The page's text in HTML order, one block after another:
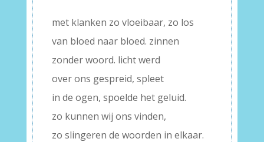
met klanken zo vloeibaar, zo los
van bloed naar bloed. zinnen
zonder woord. licht werd
over ons gespreid, spleet
in de ogen, spoelde het geluid.
zo kunnen wij ons vinden,
zo slingeren de woorden in elkaar.